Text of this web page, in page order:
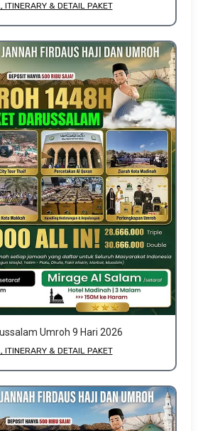
ITINERARY & DETAIL PAKET
Umroh 9 Hari 2026
ITINERARY & DETAIL PAKET